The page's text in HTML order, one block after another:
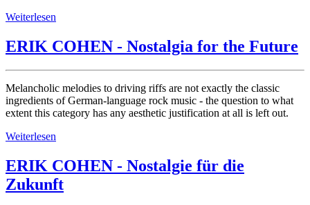
Weiterlesen
ERIK COHEN - Nostalgia for the Future
Melancholic melodies to driving riffs are not exactly the classic
ingredients of German-language rock music - the question to what
extent this category has any aesthetic justification at all is left out.
Weiterlesen
ERIK COHEN - Nostalgie für die
Zukunft